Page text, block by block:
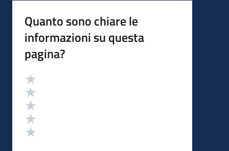
Quanto sono chiare le
informazioni su questa
pagina?
Valutazione